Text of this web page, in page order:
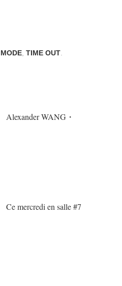
MODE TIME OUT
Alexander WANG・
Ce mercredi en salle #7